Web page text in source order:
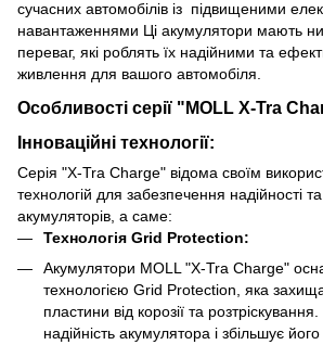
сучасних автомобілів із підвищеними
навантаженнями Ці акумулятори мають
переваг, які роблять їх надійними та
живлення для вашого автомобіля.
Особливості серії "MOLL X-Tra
Інноваційні технології:
Серія "X-Tra Charge" відома своїм
технологій для забезпечення надійності
акумуляторів, а саме:
Технологія Grid Protection:
Акумулятори MOLL "X-Tra Charge"
технологією Grid Protection, яка
пластини від корозії та
надійність акумулятора і збільшує